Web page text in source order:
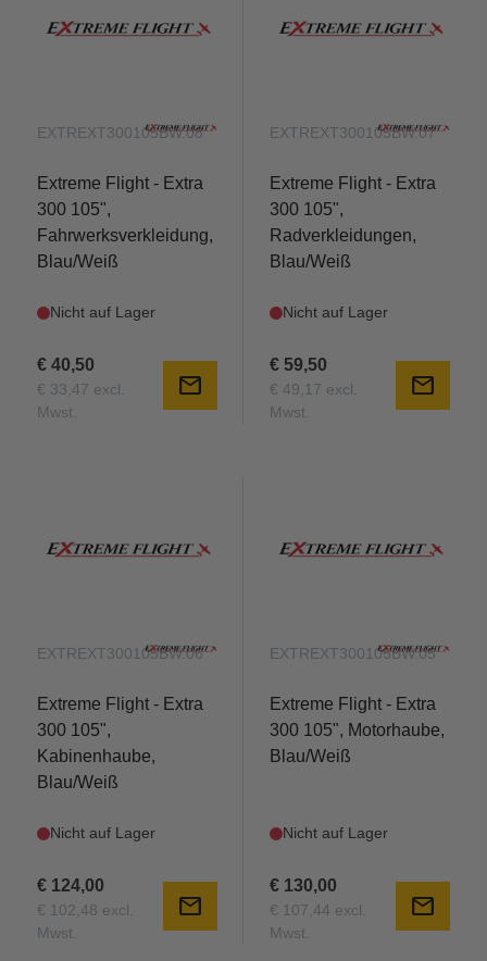
EXTREXT300105BW.08
Extreme Flight - Extra
300 105",
Fahrwerksverkleidung,
Blau/Weiß
Nicht auf Lager
€ 40,50
€ 33,47 excl.
Mwst.
mail
EXTREXT300105BW.07
Extreme Flight - Extra
300 105",
Radverkleidungen,
Blau/Weiß
Nicht auf Lager
€ 59,50
€ 49,17 excl.
Mwst.
mail
EXTREXT300105BW.06
Extreme Flight - Extra
300 105",
Kabinenhaube,
Blau/Weiß
Nicht auf Lager
€ 124,00
€ 102,48 excl.
Mwst.
mail
EXTREXT300105BW.05
Extreme Flight - Extra
300 105", Motorhaube,
Blau/Weiß
Nicht auf Lager
€ 130,00
€ 107,44 excl.
Mwst.
mail